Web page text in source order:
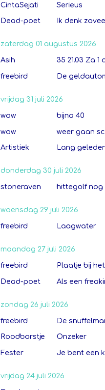
CintaSejati Serieus
Dead-poet Ik denk
zaterdag 01 augustus 2026
Asih 35 21.03 Za
freebird De
vrijdag 31 juli 2026
wow bijna 40
wow weer gaan
Artistiek Lang
donderdag 30 juli 2026
stoneraven hittegolf nog
woensdag 29 juli 2026
freebird Laagwater
maandag 27 juli 2026
freebird Plaatje bij
Dead-poet Als een
zondag 26 juli 2026
freebird De
Roodborstje Onzeker
Fester Je bent een
vrijdag 24 juli 2026